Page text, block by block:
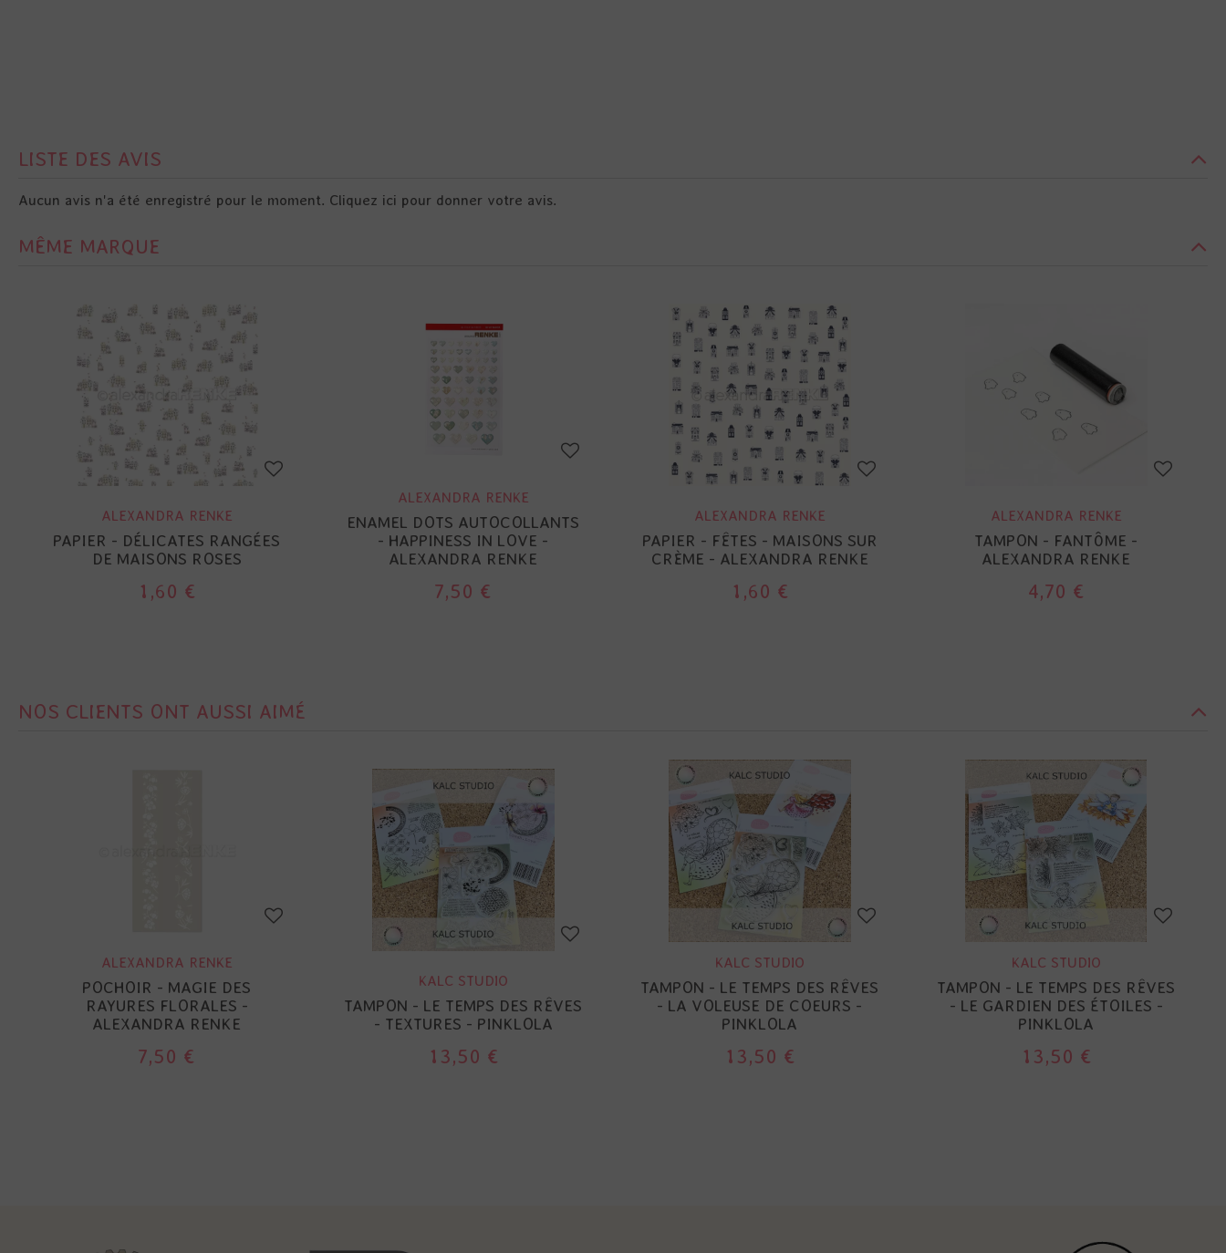
LISTE DES AVIS
Aucun avis n'a été enregistré pour le moment. Cliquez ici pour donner votre avis.
MÊME MARQUE
ALEXANDRA RENKE
PAPIER - DÉLICATES RANGÉES
DE MAISONS ROSES
1,60 €
ALEXANDRA RENKE
ENAMEL DOTS AUTOCOLLANTS
- HAPPINESS IN LOVE -
ALEXANDRA RENKE
7,50 €
ALEXANDRA RENKE
PAPIER - FÊTES - MAISONS SUR
CRÈME - ALEXANDRA RENKE
1,60 €
ALEXANDRA RENKE
TAMPON - FANTÔME -
ALEXANDRA RENKE
4,70 €
NOS CLIENTS ONT AUSSI AIMÉ
ALEXANDRA RENKE
POCHOIR - MAGIE DES
RAYURES FLORALES -
ALEXANDRA RENKE
7,50 €
KALC STUDIO
TAMPON - LE TEMPS DES RÊVES
- TEXTURES - PINKLOLA
13,50 €
KALC STUDIO
TAMPON - LE TEMPS DES RÊVES
- LA VOLEUSE DE COEURS -
PINKLOLA
13,50 €
KALC STUDIO
TAMPON - LE TEMPS DES RÊVES
- LE GARDIEN DES ÉTOILES -
PINKLOLA
13,50 €